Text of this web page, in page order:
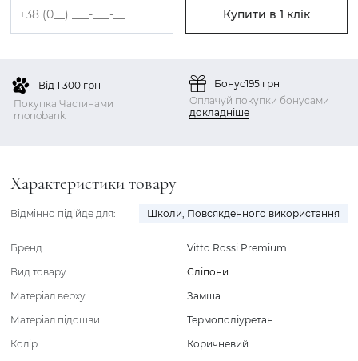
Купити в 1 клік
Від 1 300 грн
Покупка Частинами
monobank
Бонус195 грн
Оплачуй покупки бонусами
докладніше
Характеристики товару
Відмінно підійде для: Школи, Повсякденного використання
Бренд
Vitto Rossi Premium
Вид товару
Сліпони
Матеріал верху
Замша
Матеріал підошви
Термополіуретан
Колір
Коричневий